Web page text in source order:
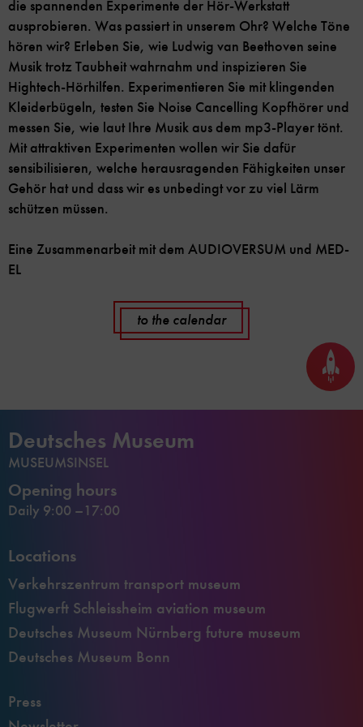
die spannenden Experimente der Hör-Werkstatt
ausprobieren. Was passiert in unserem Ohr? Welche Töne
hören wir? Erleben Sie, wie Ludwig van Beethoven seine
Musik trotz Taubheit wahrnahm und inspizieren Sie
Hightech-Hörhilfen. Experimentieren Sie mit klingenden
Kleiderbügeln, testen Sie Noise Cancelling Kopfhörer und
messen Sie, wie laut Ihre Musik aus dem mp3-Player tönt.
Mit attraktiven Experimenten wollen wir Sie dafür
sensibilisieren, welche herausragenden Fähigkeiten unser
Gehör hat und dass wir es unbedingt vor zu viel Lärm
schützen müssen.
Eine Zusammenarbeit mit dem AUDIOVERSUM und MED-
EL
to the calendar
Back
to
top
Deutsches Museum
MUSEUMSINSEL
Opening hours
Daily 9:00 –17:00
Locations
Verkehrszentrum transport museum
Flugwerft Schleissheim aviation museum
Deutsches Museum Nürnberg future museum
Deutsches Museum Bonn
Press